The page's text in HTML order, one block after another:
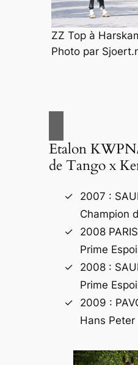
ZZ Top à
Photo par
Etalon
de Tango x
2007 :
Champion
2008
Prime
2008 :
Prime
2009 :
Hans